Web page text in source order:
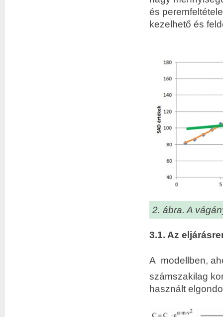
és
kezelhető és
2. ábra. A
3.1. Az
A modellben,
számszakilag
használt